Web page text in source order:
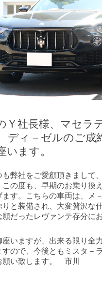
Ｙ社長様、マセ
ディ－ゼルのご成
います。
も弊社をご愛顧頂きまして
この度も、早期のお乗り換
す。こちらの車両は、メ
りと装備され、大変贅沢な
願だったレヴァンテ存分に
いますが、出来る限り全
ので、今後ともミスタ－
願い致します。 市川